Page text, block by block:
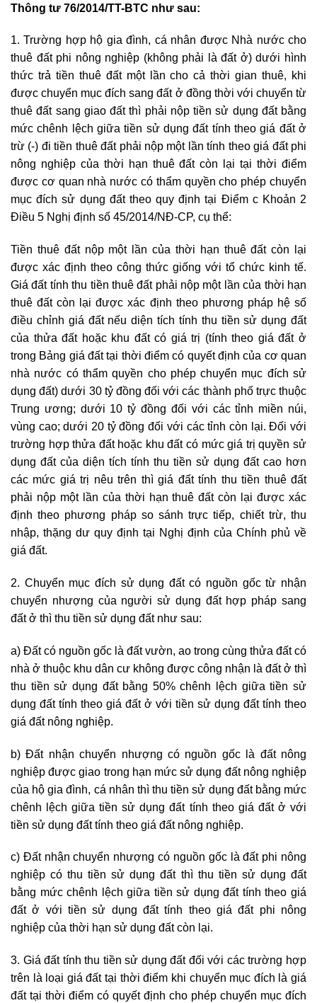
Thông tư 76/2014/TT-BTC như sau:
1. Trường hợp hộ gia đình, cá nhân được Nhà nước cho
thuê đất phi nông nghiệp (không phải là đất ở) dưới hình
thức trả tiền thuê đất một lần cho cả thời gian thuê, khi
được chuyển mục đích sang đất ở đồng thời với chuyển từ
thuê đất sang giao đất thì phải nộp tiền sử dụng đất bằng
mức chênh lệch giữa tiền sử dụng đất tính theo giá đất ở
trừ (-) đi tiền thuê đất phải nộp một lần tính theo giá đất phi
nông nghiệp của thời hạn thuê đất còn lại tại thời điểm
được cơ quan nhà nước có thẩm quyền cho phép chuyển
mục đích sử dụng đất theo quy định tại Điểm c Khoản 2
Điều 5 Nghị định số 45/2014/NĐ-CP, cụ thể:
Tiền thuê đất nộp một lần của thời hạn thuê đất còn lại
được xác định theo công thức giống với tổ chức kinh tế.
Giá đất tính thu tiền thuê đất phải nộp một lần của thời hạn
thuê đất còn lại được xác định theo phương pháp hệ số
điều chỉnh giá đất nếu diện tích tính thu tiền sử dụng đất
của thửa đất hoặc khu đất có giá trị (tính theo giá đất ở
trong Bảng giá đất tại thời điểm có quyết định của cơ quan
nhà nước có thẩm quyền cho phép chuyển mục đích sử
dụng đất) dưới 30 tỷ đồng đối với các thành phố trực thuộc
Trung ương; dưới 10 tỷ đồng đối với các tỉnh miền núi,
vùng cao; dưới 20 tỷ đồng đối với các tỉnh còn lại. Đối với
trường hợp thửa đất hoặc khu đất có mức giá trị quyền sử
dụng đất của diện tích tính thu tiền sử dụng đất cao hơn
các mức giá trị nêu trên thì giá đất tính thu tiền thuê đất
phải nộp một lần của thời hạn thuê đất còn lại được xác
định theo phương pháp so sánh trực tiếp, chiết trừ, thu
nhập, thặng dư quy định tại Nghị định của Chính phủ về
giá đất.
2. Chuyển mục đích sử dụng đất có nguồn gốc từ nhận
chuyển nhượng của người sử dụng đất hợp pháp sang
đất ở thì thu tiền sử dụng đất như sau:
a) Đất có nguồn gốc là đất vườn, ao trong cùng thửa đất có
nhà ở thuộc khu dân cư không được công nhận là đất ở thì
thu tiền sử dụng đất bằng 50% chênh lệch giữa tiền sử
dụng đất tính theo giá đất ở với tiền sử dụng đất tính theo
giá đất nông nghiệp.
b) Đất nhận chuyển nhượng có nguồn gốc là đất nông
nghiệp được giao trong hạn mức sử dụng đất nông nghiệp
của hộ gia đình, cá nhân thì thu tiền sử dụng đất bằng mức
chênh lệch giữa tiền sử dụng đất tính theo giá đất ở với
tiền sử dụng đất tính theo giá đất nông nghiệp.
c) Đất nhận chuyển nhượng có nguồn gốc là đất phi nông
nghiệp có thu tiền sử dụng đất thì thu tiền sử dụng đất
bằng mức chênh lệch giữa tiền sử dụng đất tính theo giá
đất ở với tiền sử dụng đất tính theo giá đất phi nông
nghiệp của thời hạn sử dụng đất còn lại.
3. Giá đất tính thu tiền sử dụng đất đối với các trường hợp
trên là loại giá đất tại thời điểm khi chuyển mục đích là giá
đất tại thời điểm có quyết định cho phép chuyển mục đích